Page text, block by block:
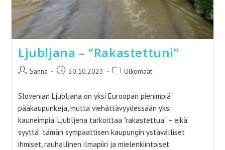
Ljubljana – ”Rakastettuni”
Artikkelin
Sanna
Artikkeli30.10.2023
Artikkelin
Ulkomaat
Slovenian Ljubljana on yksi Euroopan pienimpiä
pääkaupunkeja, mutta viehättävyydessään yksi
kauneimpia. Ljubljena tarkoittaa ”rakastettua” – eikä
syyttä: tämän sympaattisen kaupungin ystävälliset
ihmiset, rauhallinen ilmapiiri ja mielenkiintoiset